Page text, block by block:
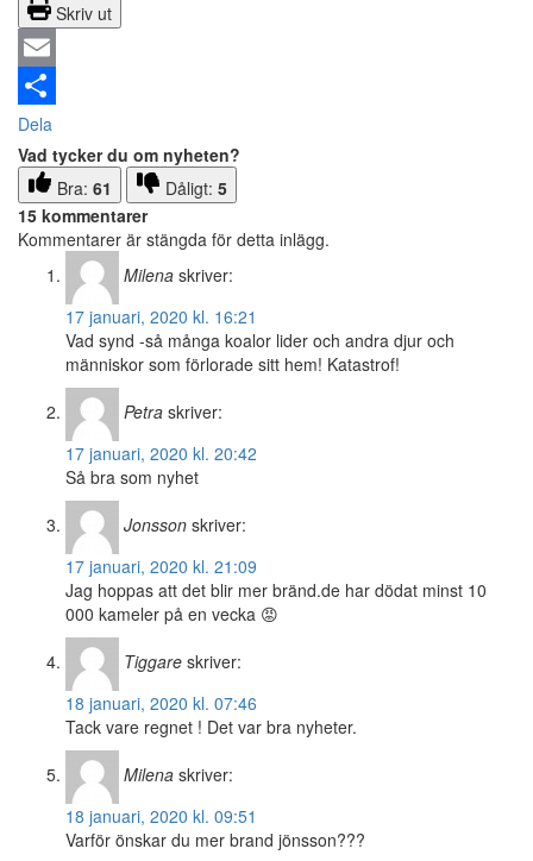
Skriv ut
Email
Dela
Vad tycker du om nyheten?
Bra: 61 Dåligt: 5
15 kommentarer
Kommentarer är stängda för detta inlägg.
Milena skriver:
17 januari, 2020 kl. 16:21
Vad synd -så många koalor lider och andra djur och
människor som förlorade sitt hem! Katastrof!
Petra skriver:
17 januari, 2020 kl. 20:42
Så bra som nyhet
Jonsson skriver:
17 januari, 2020 kl. 21:09
Jag hoppas att det blir mer bränd.de har dödat minst 10
000 kameler på en vecka 😡
Tiggare skriver:
18 januari, 2020 kl. 07:46
Tack vare regnet ! Det var bra nyheter.
Milena skriver:
18 januari, 2020 kl. 09:51
Varför önskar du mer brand jönsson???